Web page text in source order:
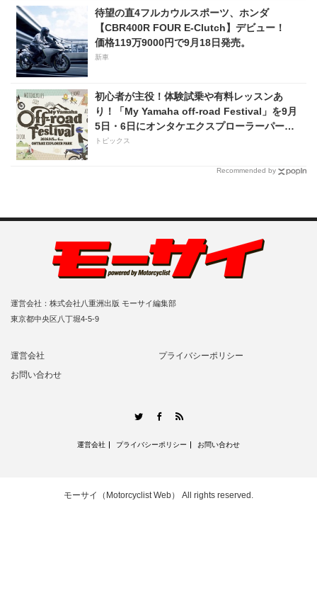
待望の直4フルカウルスポーツ、ホンダ
【CBR400R FOUR E-Clutch】デビュー！
価格119万9000円で9月18日発売。
新車
初心者が主役！体験試乗や有料レッスンあ
り！「My Yamaha off-road Festival」を9月
5日・6日にオンタケエクスプローラーパーク
で実施！
トピックス
Recommended by
運営会社：株式会社八重洲出版 モーサイ編集部
東京都中央区八丁堀4-5-9
運営会社
プライバシーポリシー
お問い合わせ
TwitterFacebook
運営会社 プライバシーポリシー お問い合わせ
モーサイ（Motorcyclist Web） All rights reserved.